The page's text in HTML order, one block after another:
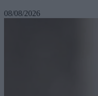
08/08/2026